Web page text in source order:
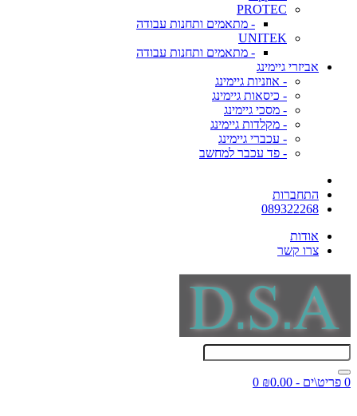
PROTEC
- מתאמים ותחנות עבודה
UNITEK
- מתאמים ותחנות עבודה
אביזרי גיימינג
- אוזניות גיימינג
- כיסאות גיימינג
- מסכי גיימינג
- מקלדות גיימינג
- עכברי גיימינג
- פד עכבר למחשב
התחברות
089322268
אודות
צרו קשר
0 פריט\ים - ₪0.00 0